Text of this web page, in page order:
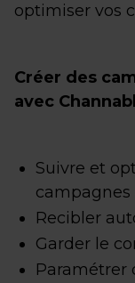
optimiser vos
Créer des
avec
Suivre et
Recibler
Garder le
Paramétrer